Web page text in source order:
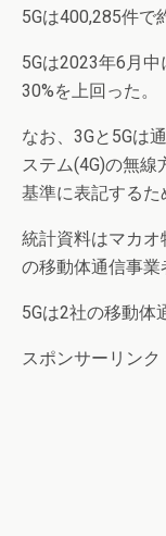
5Gは400,285件で
5Gは2023年6月
30%を上回った。
なお、3Gと5Gは
ステム(4G)の無
基準に表記するた
統計資料はマカ
の移動体通信事業
5Gは2社の移動体
スポンサーリンク